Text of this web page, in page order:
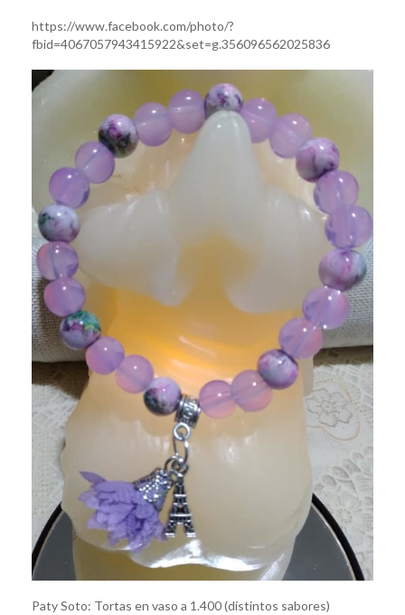
https://www.facebook.com/photo/?
fbid=4067057943415922&set=g.356096562025836
Paty Soto: Tortas en vaso a 1.400 (distintos sabores)